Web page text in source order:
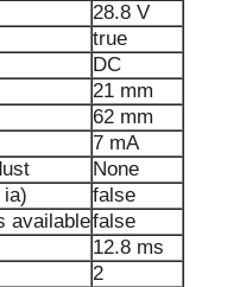
28.8 V
true
DC
21 mm
62 mm
7 mA
None
ia)
false
availablefalse
12.8 ms
2